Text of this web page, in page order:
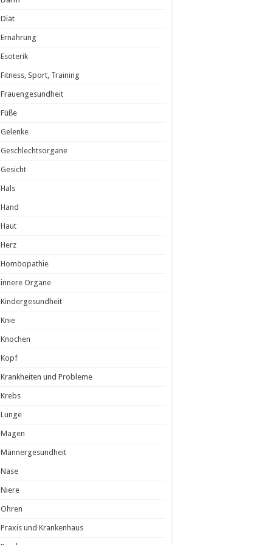
Diät
Ernährung
Esoterik
Fitness, Sport, Training
Frauengesundheit
Füße
Gelenke
Geschlechtsorgane
Gesicht
Hals
Hand
Haut
Herz
Homöopathie
innere Organe
Kindergesundheit
Knie
Knochen
Kopf
Krankheiten und Probleme
Krebs
Lunge
Magen
Männergesundheit
Nase
Niere
Ohren
Praxis und Krankenhaus